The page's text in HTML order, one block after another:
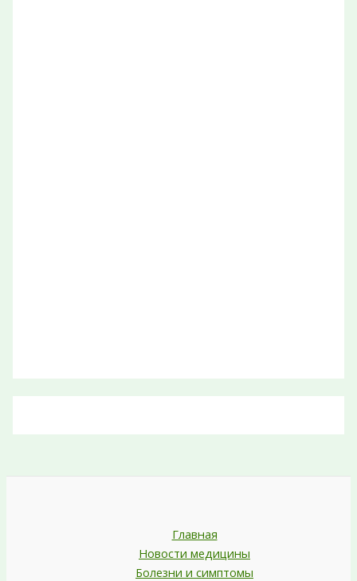
Главная
Новости медицины
Болезни и симптомы